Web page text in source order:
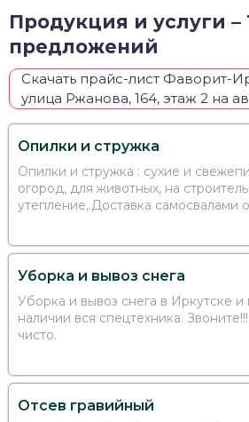
Продукция и услуги –
предложений
Скачать прайс-лист Фаворит-
улица Ржанова, 164, этаж 2 на
Опилки и стружка
Опилки и стружка : сухие и свежепиленные, прелые. В
огород, для животных, на
утепление,.Доставка самосвалами от 5-18 куб по
Уборка и вывоз снега
Уборка и вывоз снега в Иркутске
наличии вся спецтехника.
чисто.
Отсев гравийный